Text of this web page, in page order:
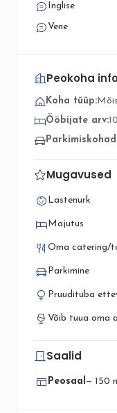
Inglise
Vene
Peokoha
Koha tüüp:Mõis
Ööbijate arv:10
Mugavused
Lastenurk
Majutus
Oma catering/
Parkimine
Pruudituba
Võib tuua oma
Saalid
Peosaal— 150